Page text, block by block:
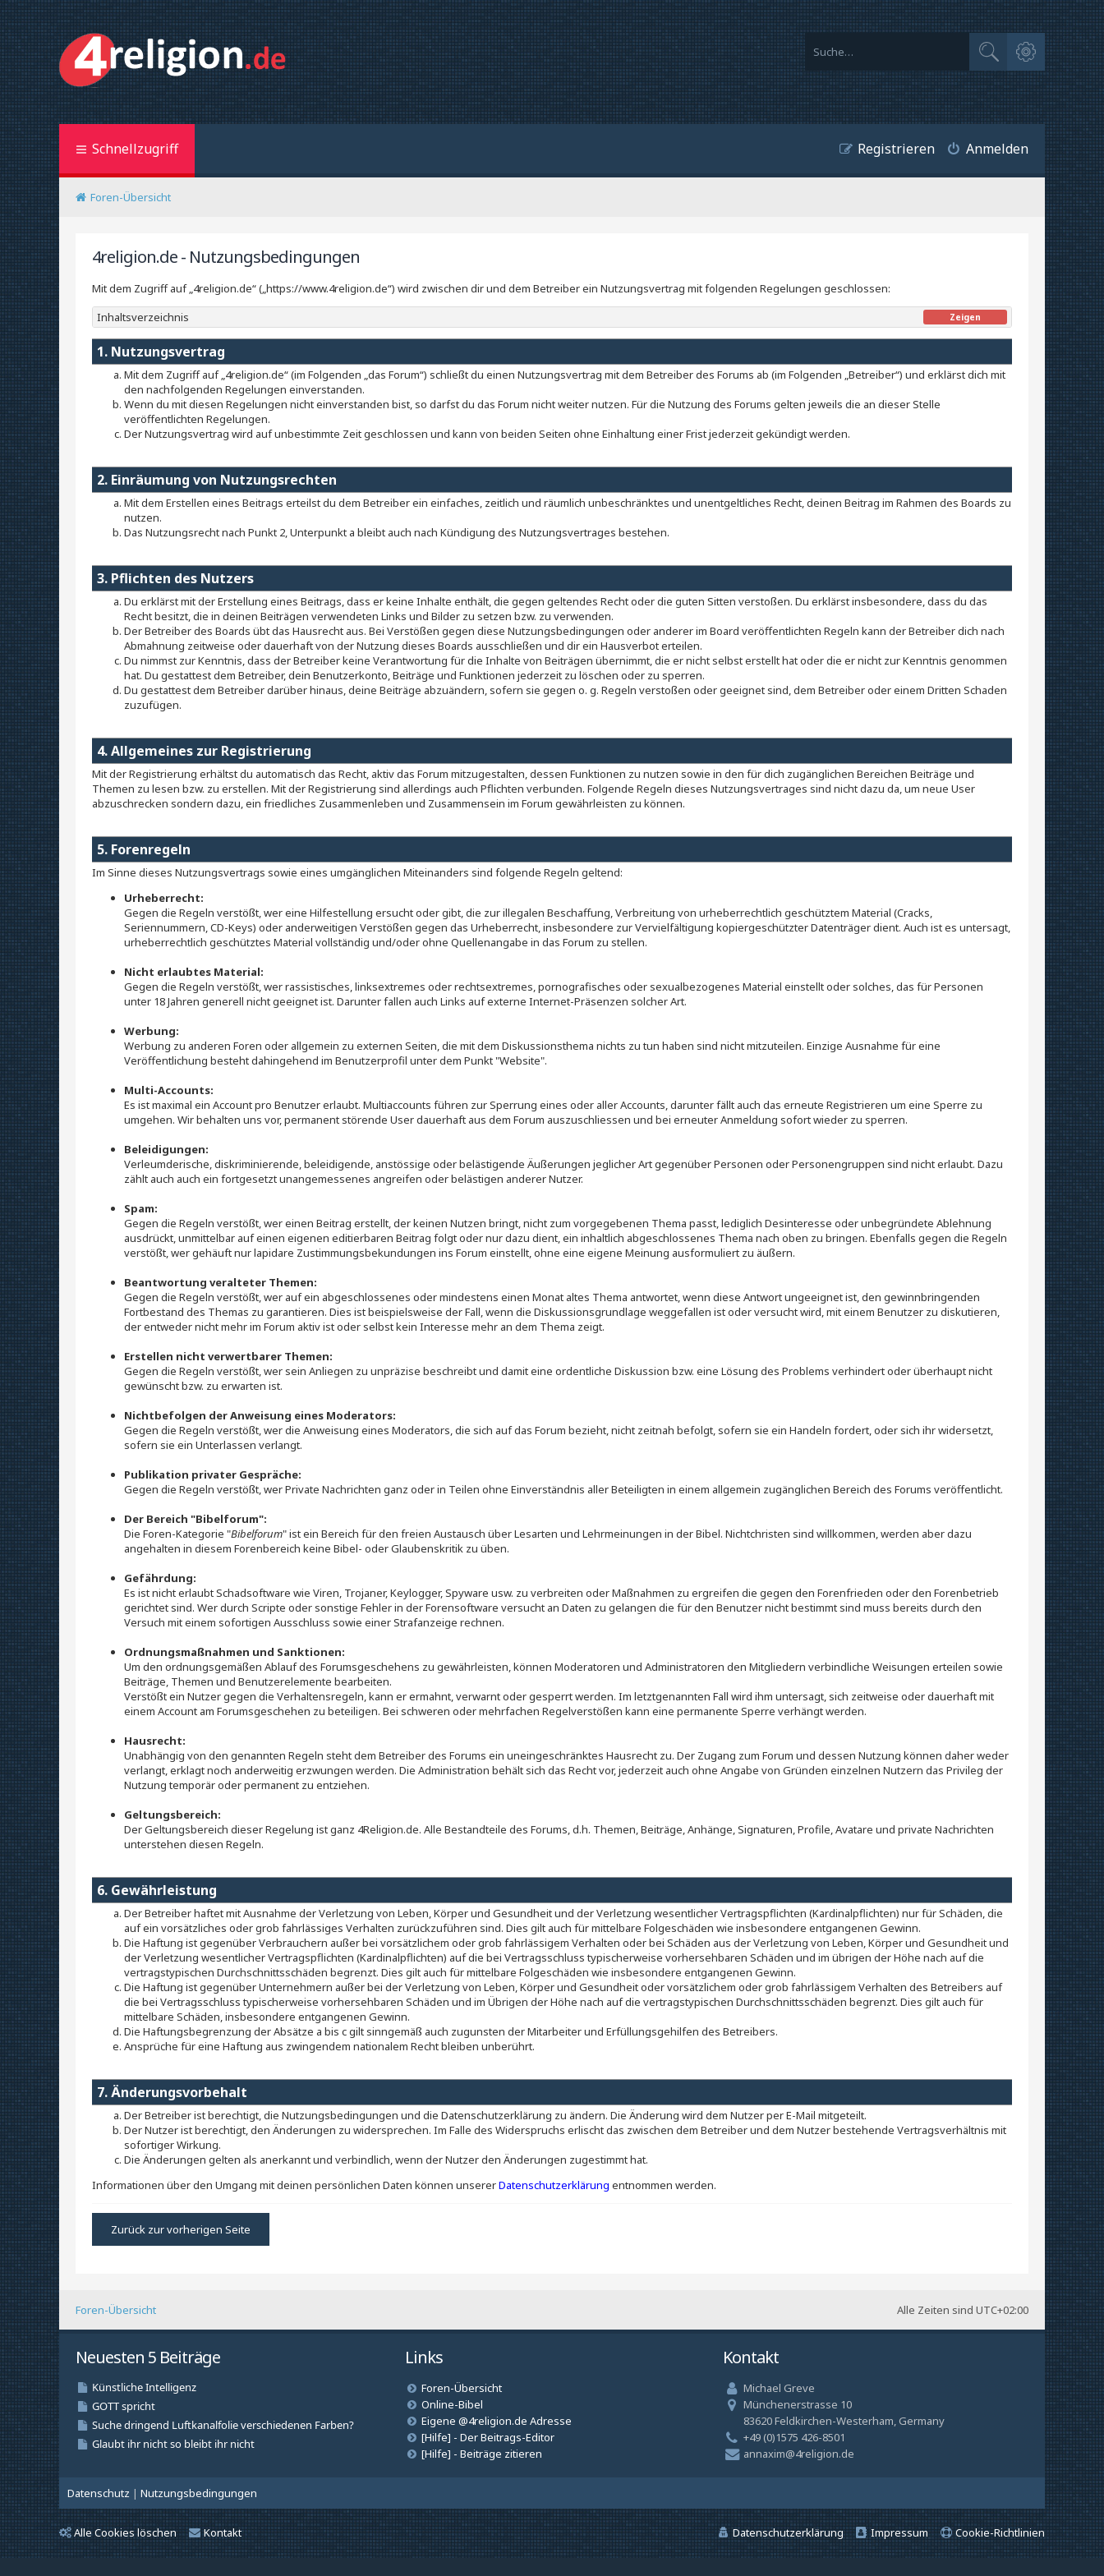
Suche
Erweiterte Suche
Schnellzugriff Anmelden
Registrieren
Foren-Übersicht
4religion.de - Nutzungsbedingungen
Mit dem Zugriff auf „4religion.de“ („https://www.4religion.de“) wird zwischen dir und dem Betreiber ein Nutzungsvertrag mit folgenden Regelungen geschlossen:
Inhaltsverzeichnis
Zeigen
1. Nutzungsvertrag
Mit dem Zugriff auf „4religion.de“ (im Folgenden „das Forum“) schließt du einen Nutzungsvertrag mit dem Betreiber des Forums ab (im Folgenden „Betreiber“) und erklärst dich mit
den nachfolgenden Regelungen einverstanden.
Wenn du mit diesen Regelungen nicht einverstanden bist, so darfst du das Forum nicht weiter nutzen. Für die Nutzung des Forums gelten jeweils die an dieser Stelle
veröffentlichten Regelungen.
Der Nutzungsvertrag wird auf unbestimmte Zeit geschlossen und kann von beiden Seiten ohne Einhaltung einer Frist jederzeit gekündigt werden.
2. Einräumung von Nutzungsrechten
Mit dem Erstellen eines Beitrags erteilst du dem Betreiber ein einfaches, zeitlich und räumlich unbeschränktes und unentgeltliches Recht, deinen Beitrag im Rahmen des Boards zu
nutzen.
Das Nutzungsrecht nach Punkt 2, Unterpunkt a bleibt auch nach Kündigung des Nutzungsvertrages bestehen.
3. Pflichten des Nutzers
Du erklärst mit der Erstellung eines Beitrags, dass er keine Inhalte enthält, die gegen geltendes Recht oder die guten Sitten verstoßen. Du erklärst insbesondere, dass du das
Recht besitzt, die in deinen Beiträgen verwendeten Links und Bilder zu setzen bzw. zu verwenden.
Der Betreiber des Boards übt das Hausrecht aus. Bei Verstößen gegen diese Nutzungsbedingungen oder anderer im Board veröffentlichten Regeln kann der Betreiber dich nach
Abmahnung zeitweise oder dauerhaft von der Nutzung dieses Boards ausschließen und dir ein Hausverbot erteilen.
Du nimmst zur Kenntnis, dass der Betreiber keine Verantwortung für die Inhalte von Beiträgen übernimmt, die er nicht selbst erstellt hat oder die er nicht zur Kenntnis genommen
hat. Du gestattest dem Betreiber, dein Benutzerkonto, Beiträge und Funktionen jederzeit zu löschen oder zu sperren.
Du gestattest dem Betreiber darüber hinaus, deine Beiträge abzuändern, sofern sie gegen o. g. Regeln verstoßen oder geeignet sind, dem Betreiber oder einem Dritten Schaden
zuzufügen.
4. Allgemeines zur Registrierung
Mit der Registrierung erhältst du automatisch das Recht, aktiv das Forum mitzugestalten, dessen Funktionen zu nutzen sowie in den für dich zugänglichen Bereichen Beiträge und
Themen zu lesen bzw. zu erstellen. Mit der Registrierung sind allerdings auch Pflichten verbunden. Folgende Regeln dieses Nutzungsvertrages sind nicht dazu da, um neue User
abzuschrecken sondern dazu, ein friedliches Zusammenleben und Zusammensein im Forum gewährleisten zu können.
5. Forenregeln
Im Sinne dieses Nutzungsvertrags sowie eines umgänglichen Miteinanders sind folgende Regeln geltend:
Urheberrecht:
Gegen die Regeln verstößt, wer eine Hilfestellung ersucht oder gibt, die zur illegalen Beschaffung, Verbreitung von urheberrechtlich geschütztem Material (Cracks,
Seriennummern, CD-Keys) oder anderweitigen Verstößen gegen das Urheberrecht, insbesondere zur Vervielfältigung kopiergeschützter Datenträger dient. Auch ist es untersagt,
urheberrechtlich geschütztes Material vollständig und/oder ohne Quellenangabe in das Forum zu stellen.
Nicht erlaubtes Material:
Gegen die Regeln verstößt, wer rassistisches, linksextremes oder rechtsextremes, pornografisches oder sexualbezogenes Material einstellt oder solches, das für Personen
unter 18 Jahren generell nicht geeignet ist. Darunter fallen auch Links auf externe Internet-Präsenzen solcher Art.
Werbung:
Werbung zu anderen Foren oder allgemein zu externen Seiten, die mit dem Diskussionsthema nichts zu tun haben sind nicht mitzuteilen. Einzige Ausnahme für eine
Veröffentlichung besteht dahingehend im Benutzerprofil unter dem Punkt "Website".
Multi-Accounts:
Es ist maximal ein Account pro Benutzer erlaubt. Multiaccounts führen zur Sperrung eines oder aller Accounts, darunter fällt auch das erneute Registrieren um eine Sperre zu
umgehen. Wir behalten uns vor, permanent störende User dauerhaft aus dem Forum auszuschliessen und bei erneuter Anmeldung sofort wieder zu sperren.
Beleidigungen:
Verleumderische, diskriminierende, beleidigende, anstössige oder belästigende Äußerungen jeglicher Art gegenüber Personen oder Personengruppen sind nicht erlaubt. Dazu
zählt auch auch ein fortgesetzt unangemessenes angreifen oder belästigen anderer Nutzer.
Spam:
Gegen die Regeln verstößt, wer einen Beitrag erstellt, der keinen Nutzen bringt, nicht zum vorgegebenen Thema passt, lediglich Desinteresse oder unbegründete Ablehnung
ausdrückt, unmittelbar auf einen eigenen editierbaren Beitrag folgt oder nur dazu dient, ein inhaltlich abgeschlossenes Thema nach oben zu bringen. Ebenfalls gegen die Regeln
verstößt, wer gehäuft nur lapidare Zustimmungsbekundungen ins Forum einstellt, ohne eine eigene Meinung ausformuliert zu äußern.
Beantwortung veralteter Themen:
Gegen die Regeln verstößt, wer auf ein abgeschlossenes oder mindestens einen Monat altes Thema antwortet, wenn diese Antwort ungeeignet ist, den gewinnbringenden
Fortbestand des Themas zu garantieren. Dies ist beispielsweise der Fall, wenn die Diskussionsgrundlage weggefallen ist oder versucht wird, mit einem Benutzer zu diskutieren,
der entweder nicht mehr im Forum aktiv ist oder selbst kein Interesse mehr an dem Thema zeigt.
Erstellen nicht verwertbarer Themen:
Gegen die Regeln verstößt, wer sein Anliegen zu unpräzise beschreibt und damit eine ordentliche Diskussion bzw. eine Lösung des Problems verhindert oder überhaupt nicht
gewünscht bzw. zu erwarten ist.
Nichtbefolgen der Anweisung eines Moderators:
Gegen die Regeln verstößt, wer die Anweisung eines Moderators, die sich auf das Forum bezieht, nicht zeitnah befolgt, sofern sie ein Handeln fordert, oder sich ihr widersetzt,
sofern sie ein Unterlassen verlangt.
Publikation privater Gespräche:
Gegen die Regeln verstößt, wer Private Nachrichten ganz oder in Teilen ohne Einverständnis aller Beteiligten in einem allgemein zugänglichen Bereich des Forums veröffentlicht.
Der Bereich "Bibelforum":
Die Foren-Kategorie "Bibelforum" ist ein Bereich für den freien Austausch über Lesarten und Lehrmeinungen in der Bibel. Nichtchristen sind willkommen, werden aber dazu
angehalten in diesem Forenbereich keine Bibel- oder Glaubenskritik zu üben.
Gefährdung:
Es ist nicht erlaubt Schadsoftware wie Viren, Trojaner, Keylogger, Spyware usw. zu verbreiten oder Maßnahmen zu ergreifen die gegen den Forenfrieden oder den Forenbetrieb
gerichtet sind. Wer durch Scripte oder sonstige Fehler in der Forensoftware versucht an Daten zu gelangen die für den Benutzer nicht bestimmt sind muss bereits durch den
Versuch mit einem sofortigen Ausschluss sowie einer Strafanzeige rechnen.
Ordnungsmaßnahmen und Sanktionen:
Um den ordnungsgemäßen Ablauf des Forumsgeschehens zu gewährleisten, können Moderatoren und Administratoren den Mitgliedern verbindliche Weisungen erteilen sowie
Beiträge, Themen und Benutzerelemente bearbeiten.
Verstößt ein Nutzer gegen die Verhaltensregeln, kann er ermahnt, verwarnt oder gesperrt werden. Im letztgenannten Fall wird ihm untersagt, sich zeitweise oder dauerhaft mit
einem Account am Forumsgeschehen zu beteiligen. Bei schweren oder mehrfachen Regelverstößen kann eine permanente Sperre verhängt werden.
Hausrecht:
Unabhängig von den genannten Regeln steht dem Betreiber des Forums ein uneingeschränktes Hausrecht zu. Der Zugang zum Forum und dessen Nutzung können daher weder
verlangt, erklagt noch anderweitig erzwungen werden. Die Administration behält sich das Recht vor, jederzeit auch ohne Angabe von Gründen einzelnen Nutzern das Privileg der
Nutzung temporär oder permanent zu entziehen.
Geltungsbereich:
Der Geltungsbereich dieser Regelung ist ganz 4Religion.de. Alle Bestandteile des Forums, d.h. Themen, Beiträge, Anhänge, Signaturen, Profile, Avatare und private Nachrichten
unterstehen diesen Regeln.
6. Gewährleistung
Der Betreiber haftet mit Ausnahme der Verletzung von Leben, Körper und Gesundheit und der Verletzung wesentlicher Vertragspflichten (Kardinalpflichten) nur für Schäden, die
auf ein vorsätzliches oder grob fahrlässiges Verhalten zurückzuführen sind. Dies gilt auch für mittelbare Folgeschäden wie insbesondere entgangenen Gewinn.
Die Haftung ist gegenüber Verbrauchern außer bei vorsätzlichem oder grob fahrlässigem Verhalten oder bei Schäden aus der Verletzung von Leben, Körper und Gesundheit und
der Verletzung wesentlicher Vertragspflichten (Kardinalpflichten) auf die bei Vertragsschluss typischerweise vorhersehbaren Schäden und im übrigen der Höhe nach auf die
vertragstypischen Durchschnittsschäden begrenzt. Dies gilt auch für mittelbare Folgeschäden wie insbesondere entgangenen Gewinn.
Die Haftung ist gegenüber Unternehmern außer bei der Verletzung von Leben, Körper und Gesundheit oder vorsätzlichem oder grob fahrlässigem Verhalten des Betreibers auf
die bei Vertragsschluss typischerweise vorhersehbaren Schäden und im Übrigen der Höhe nach auf die vertragstypischen Durchschnittsschäden begrenzt. Dies gilt auch für
mittelbare Schäden, insbesondere entgangenen Gewinn.
Die Haftungsbegrenzung der Absätze a bis c gilt sinngemäß auch zugunsten der Mitarbeiter und Erfüllungsgehilfen des Betreibers.
Ansprüche für eine Haftung aus zwingendem nationalem Recht bleiben unberührt.
7. Änderungsvorbehalt
Der Betreiber ist berechtigt, die Nutzungsbedingungen und die Datenschutzerklärung zu ändern. Die Änderung wird dem Nutzer per E-Mail mitgeteilt.
Der Nutzer ist berechtigt, den Änderungen zu widersprechen. Im Falle des Widerspruchs erlischt das zwischen dem Betreiber und dem Nutzer bestehende Vertragsverhältnis mit
sofortiger Wirkung.
Die Änderungen gelten als anerkannt und verbindlich, wenn der Nutzer den Änderungen zugestimmt hat.
Informationen über den Umgang mit deinen persönlichen Daten können unsererDatenschutzerklärung entnommen werden.
Zurück zur vorherigen Seite
Alle Zeiten sind UTC+02:00
Foren-Übersicht
Neuesten 5 Beiträge Links
Foren-Übersicht
Online-Bibel
Eigene @4religion.de Adresse
[Hilfe] - Der Beitrags-Editor
[Hilfe] - Beiträge zitieren
Kontakt
Michael Greve
Münchenerstrasse 10
83620 Feldkirchen-Westerham, Germany
+49 (0)1575 426-8501
annaxim@4religion.de
Datenschutz | Nutzungsbedingungen
Alle Cookies löschen Cookie-Richtlinien
Impressum
Datenschutzerklärung
Kontakt